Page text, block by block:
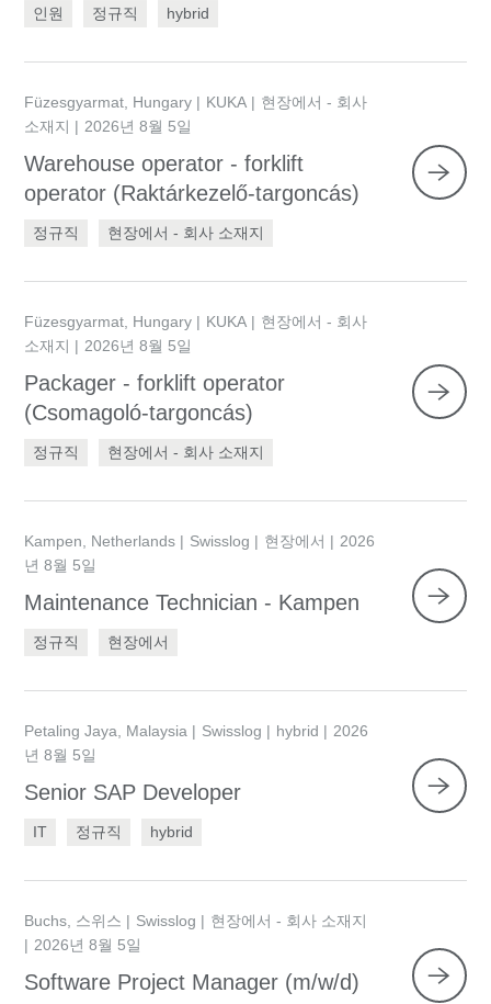
필터 리셋
인원 정규직 hybrid
Füzesgyarmat, Hungary KUKA
현장에서 - 회사
소재지
2026년 8월 5일
Warehouse operator - forklift
operator (Raktárkezelő-targoncás)
정규직 현장에서 - 회사 소재지
Füzesgyarmat, Hungary KUKA
현장에서 - 회사
소재지
2026년 8월 5일
Packager - forklift operator
(Csomagoló-targoncás)
정규직 현장에서 - 회사 소재지
Kampen, Netherlands Swisslog 현장에서
2026
년 8월 5일
Maintenance Technician - Kampen
정규직 현장에서
Petaling Jaya, Malaysia Swisslog hybrid
2026
년 8월 5일
Senior SAP Developer
IT 정규직 hybrid
Buchs, 스위스 Swisslog
현장에서 - 회사 소재지
2026년 8월 5일
Software Project Manager (m/w/d)